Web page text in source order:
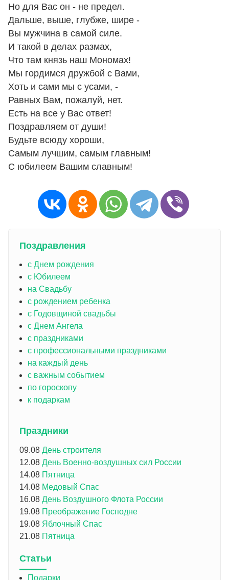
Но для Вас он - не предел.
Дальше, выше, глубже, шире -
Вы мужчина в самой силе.
И такой в делах размах,
Что там князь наш Мономах!
Мы гордимся дружбой с Вами,
Хоть и сами мы с усами, -
Равных Вам, пожалуй, нет.
Есть на все у Вас ответ!
Поздравляем от души!
Будьте всюду хороши,
Самым лучшим, самым главным!
С юбилеем Вашим славным!
Поздравления
с Днем рождения
с Юбилеем
на Свадьбу
с рождением ребенка
с Годовщиной свадьбы
с Днем Ангела
с праздниками
с профессиональными праздниками
на каждый день
с важным событием
по гороскопу
к подаркам
Праздники
09.08 День строителя
12.08 День Военно-воздушных сил России
14.08 Пятница
14.08 Медовый Спас
16.08 День Воздушного Флота России
19.08 Преображение Господне
19.08 Яблочный Спас
21.08 Пятница
Статьи
Подарки